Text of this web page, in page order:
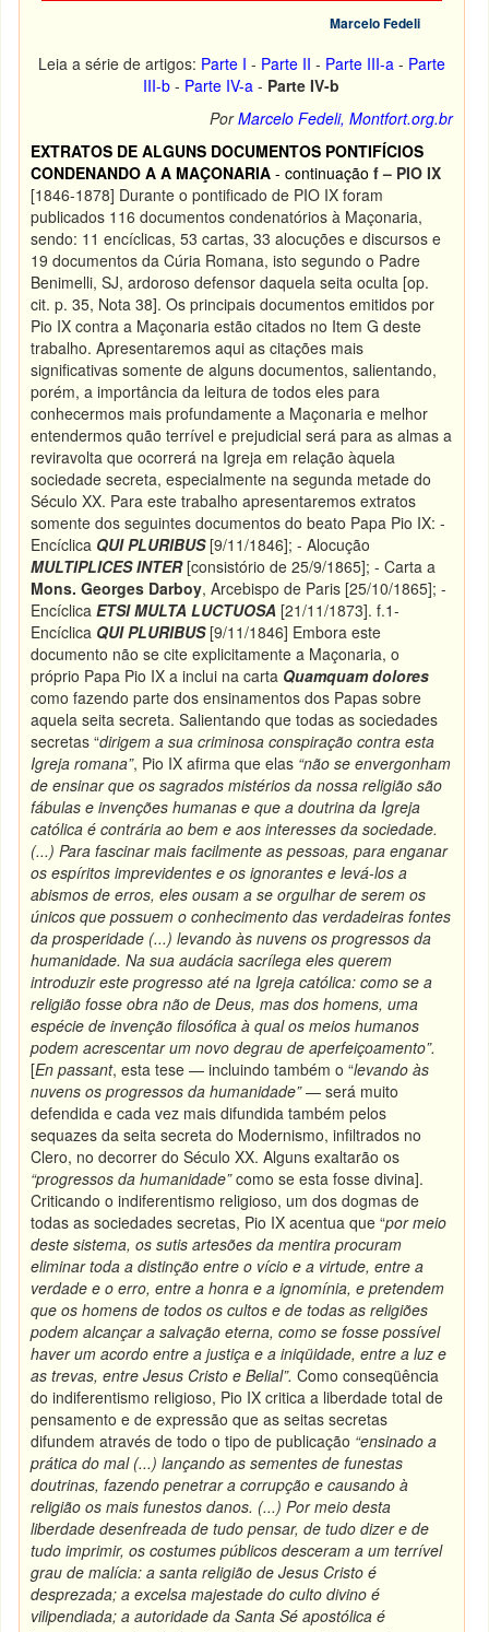
Marcelo Fedeli
Leia a série de artigos: Parte I - Parte II - Parte III-a- Parte
III-b - Parte IV-a - Parte IV-b
PorMarcelo Fedeli, Montfort.org.br
EXTRATOS DE ALGUNS DOCUMENTOS PONTIFÍCIOS
CONDENANDO A A MAÇONARIA - continuação f – PIO IX
[1846-1878] Durante o pontificado de PIO IX foram
publicados 116 documentos condenatórios à Maçonaria,
sendo: 11 encíclicas, 53 cartas, 33 alocuções e discursos e
19 documentos da Cúria Romana, isto segundo o Padre
Benimelli, SJ, ardoroso defensor daquela seita oculta [op.
cit. p. 35, Nota 38]. Os principais documentos emitidos por
Pio IX contra a Maçonaria estão citados no Item G deste
trabalho. Apresentaremos aqui as citações mais
significativas somente de alguns documentos, salientando,
porém, a importância da leitura de todos eles para
conhecermos mais profundamente a Maçonaria e melhor
entendermos quão terrível e prejudicial será para as almas a
reviravolta que ocorrerá na Igreja em relação àquela
sociedade secreta, especialmente na segunda metade do
Século XX. Para este trabalho apresentaremos extratos
somente dos seguintes documentos do beato Papa Pio IX: -
Encíclica QUI PLURIBUS[9/11/1846]; - Alocução
MULTIPLICES INTER [consistório de 25/9/1865]; - Carta a
Mons. Georges Darboy, Arcebispo de Paris [25/10/1865]; -
EncíclicaETSI MULTA LUCTUOSA [21/11/1873]. f.1-
Encíclica QUI PLURIBUS[9/11/1846] Embora este
documento não se cite explicitamente a Maçonaria, o
próprio Papa Pio IX a inclui na carta Quamquam dolores
como fazendo parte dos ensinamentos dos Papas sobre
aquela seita secreta. Salientando que todas as sociedades
secretas “dirigem a sua criminosa conspiração contra esta
Igreja romana”, Pio IX afirma que elas “não se envergonham
de ensinar que os sagrados mistérios da nossa religião são
fábulas e invenções humanas e que a doutrina da Igreja
católica é contrária ao bem e aos interesses da sociedade.
(...) Para fascinar mais facilmente as pessoas, para enganar
os espíritos imprevidentes e os ignorantes e levá-los a
abismos de erros, eles ousam a se orgulhar de serem os
únicos que possuem o conhecimento das verdadeiras fontes
da prosperidade (...) levando às nuvens os progressos da
humanidade. Na sua audácia sacrílega eles querem
introduzir este progresso até na Igreja católica: como se a
religião fosse obra não de Deus, mas dos homens, uma
espécie de invenção filosófica à qual os meios humanos
podem acrescentar um novo degrau de aperfeiçoamento”.
[En passant, esta tese — incluindo também o “levando às
nuvens os progressos da humanidade”— será muito
defendida e cada vez mais difundida também pelos
sequazes da seita secreta do Modernismo, infiltrados no
Clero, no decorrer do Século XX. Alguns exaltarão os
“progressos da humanidade”como se esta fosse divina].
Criticando o indiferentismo religioso, um dos dogmas de
todas as sociedades secretas, Pio IX acentua que “por meio
deste sistema, os sutis artesões da mentira procuram
eliminar toda a distinção entre o vício e a virtude, entre a
verdade e o erro, entre a honra e a ignomínia, e pretendem
que os homens de todos os cultos e de todas as religiões
podem alcançar a salvação eterna, como se fosse possível
haver um acordo entre a justiça e a iniqüidade, entre a luz e
as trevas, entre Jesus Cristo e Belial”. Como conseqüência
do indiferentismo religioso, Pio IX critica a liberdade total de
pensamento e de expressão que as seitas secretas
difundem através de todo o tipo de publicação “ensinado a
prática do mal (...) lançando as sementes de funestas
doutrinas, fazendo penetrar a corrupção e causando à
religião os mais funestos danos. (...) Por meio desta
liberdade desenfreada de tudo pensar, de tudo dizer e de
tudo imprimir, os costumes públicos desceram a um terrível
grau de malícia: a santa religião de Jesus Cristo é
desprezada; a excelsa majestade do culto divino é
vilipendiada; a autoridade da Santa Sé apostólica é